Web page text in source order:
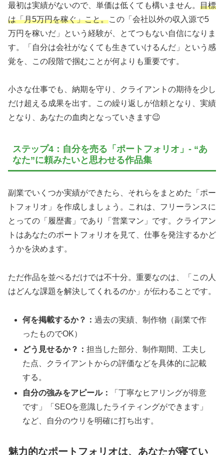
最初は実績がないので、単価は低くても構いません。 目標
は「月5万円を稼ぐ」こと。この「会社以外の収入源で5
万円を稼いだ」という経験が、とてつもない自信になりま
す。「自分は会社がなくても生きていけるんだ」という感
覚を、この段階で掴むことが何よりも重要です。
小さな仕事でも、納期を守り、クライアントの期待を少し
だけ超える成果を出す。この繰り返しが信頼となり、実績
となり、あなたの血肉となっていきます😉
ステップ4：自分を売る「ポートフォリオ」- “あ
なた”に頼みたいと思わせる作品集
副業でいくつか実績ができたら、それらをまとめた「ポー
トフォリオ」を作成しましょう。これは、フリーランスに
とっての「履歴書」であり「営業マン」です。クライアン
トはあなたのポートフォリオを見て、仕事を発注するかど
うかを決めます。
ただ作品を並べるだけでは不十分。重要なのは、「この人
はどんな課題を解決してくれるのか」が伝わることです。
何を掲載するか？：過去の実績、制作物（副業で作
ったものでOK）
どう見せるか？：担当した部分、制作期間、工夫し
た点、クライアントからの評価などを具体的に記載
する。
自分の強みをアピール：
「丁寧なヒアリングが得意
です」「SEOを意識したライティングができます」
など、自分のウリを明確に打ち出す。
魅力的なポートフォリオは、あなたが寝てい